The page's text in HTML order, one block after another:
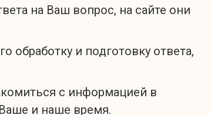
на Ваш вопрос, на сайте они
обработку и подготовку ответа,
с информацией в
и наше время.